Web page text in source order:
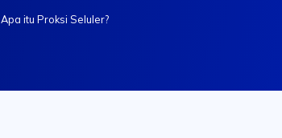
Apa itu Proksi Seluler?